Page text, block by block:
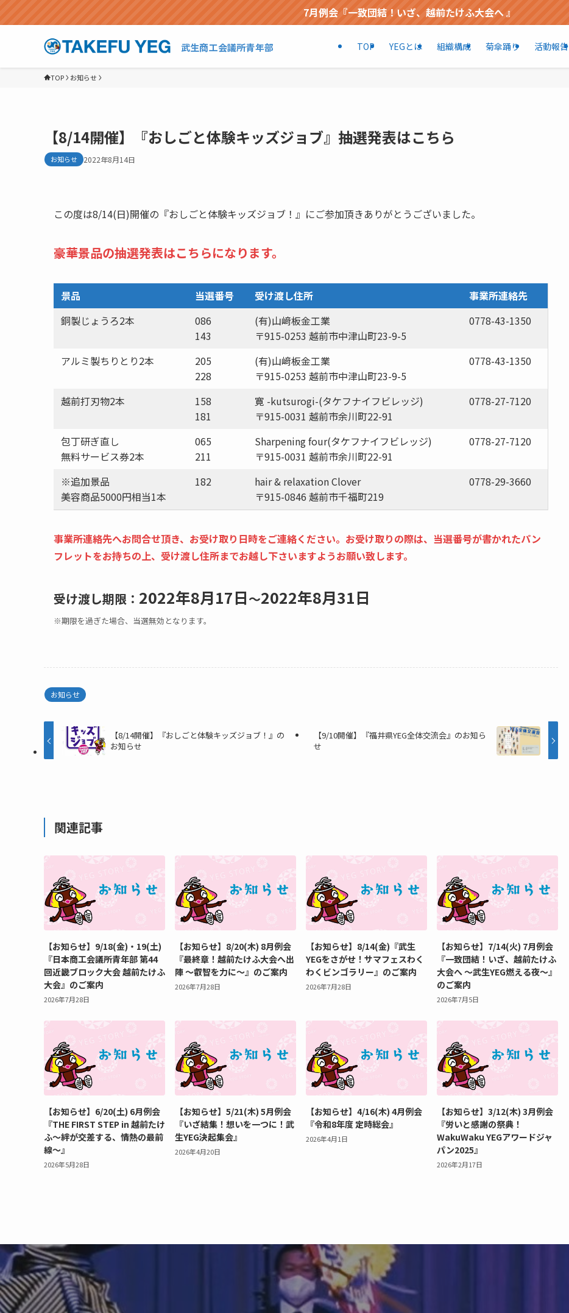
7月例会『一致団結！いざ、越前たけふ大会へ 』
武生商工会議所青年部 TOP YEGとは 組織構成 菊傘踊り 活動報告
TOP お知らせ
【8/14開催】『おしごと体験キッズジョブ』抽選発表はこちら
お知らせ 2022年8月14日
この度は8/14(日)開催の『おしごと体験キッズジョブ！』にご参加頂きありがとうございました。
豪華景品の抽選発表はこちらになります。
景品 当選番号 受け渡し住所
事業所連絡先
銅製じょうろ2本
086
143
(有)山﨑板金工業
〒915-0253 越前市中津山町23-9-5
0778-43-1350
アルミ製ちりとり2本
205
228
(有)山﨑板金工業
〒915-0253 越前市中津山町23-9-5
0778-43-1350
越前打刃物2本
158
181
寛 -kutsurogi-(タケフナイフビレッジ)
〒915-0031 越前市余川町22-91
0778-27-7120
包丁研ぎ直し
無料サービス券2本
065
211
Sharpening four(タケフナイフビレッジ)
〒915-0031 越前市余川町22-91
0778-27-7120
※追加景品
美容商品5000円相当1本
182
hair & relaxation Clover
〒915-0846 越前市千福町219
0778-29-3660
事業所連絡先へお問合せ頂き、お受け取り日時をご連絡ください。お受け取りの際は、当選番号が書かれたパン
フレットをお持ちの上、受け渡し住所までお越し下さいますようお願い致します。
受け渡し期限： 2022年8月17日〜2022年8月31日
※期限を過ぎた場合、当選無効となります。
お知らせ
【8/14開催】『おしごと体験キッズジョブ！』の
お知らせ
【9/10開催】『福井県YEG全体交流会』のお知ら
せ
関連記事
【お知らせ】9/18(金)・19(土)
『日本商工会議所青年部 第44
回近畿ブロック大会 越前たけふ
大会』のご案内
2026年7月28日
【お知らせ】8/20(木) 8月例会
『最終章！越前たけふ大会へ出
陣 ～叡智を力に～』のご案内
2026年7月28日
【お知らせ】8/14(金)『武生
YEGをさがせ！サマフェスわく
わくビンゴラリー』のご案内
2026年7月28日
【お知らせ】7/14(火) 7月例会
『一致団結！いざ、越前たけふ
大会へ ～武生YEG燃える夜～』
のご案内
2026年7月5日
【お知らせ】6/20(土) 6月例会
『THE FIRST STEP in 越前たけ
ふ～絆が交差する、情熱の最前
線～』
2026年5月28日
【お知らせ】5/21(木) 5月例会
『いざ結集！想いを一つに！武
生YEG決起集会』
2026年4月20日
【お知らせ】4/16(木) 4月例会
『令和8年度 定時総会』
2026年4月1日
【お知らせ】3/12(木) 3月例会
『労いと感謝の祭典！
WakuWaku YEGアワードジャ
パン2025』
2026年2月17日